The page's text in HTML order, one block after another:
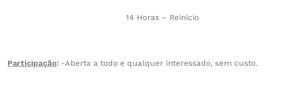
14 Horas – Reinicio
Participação: -Aberta a todo e qualquer interessado, sem custo.